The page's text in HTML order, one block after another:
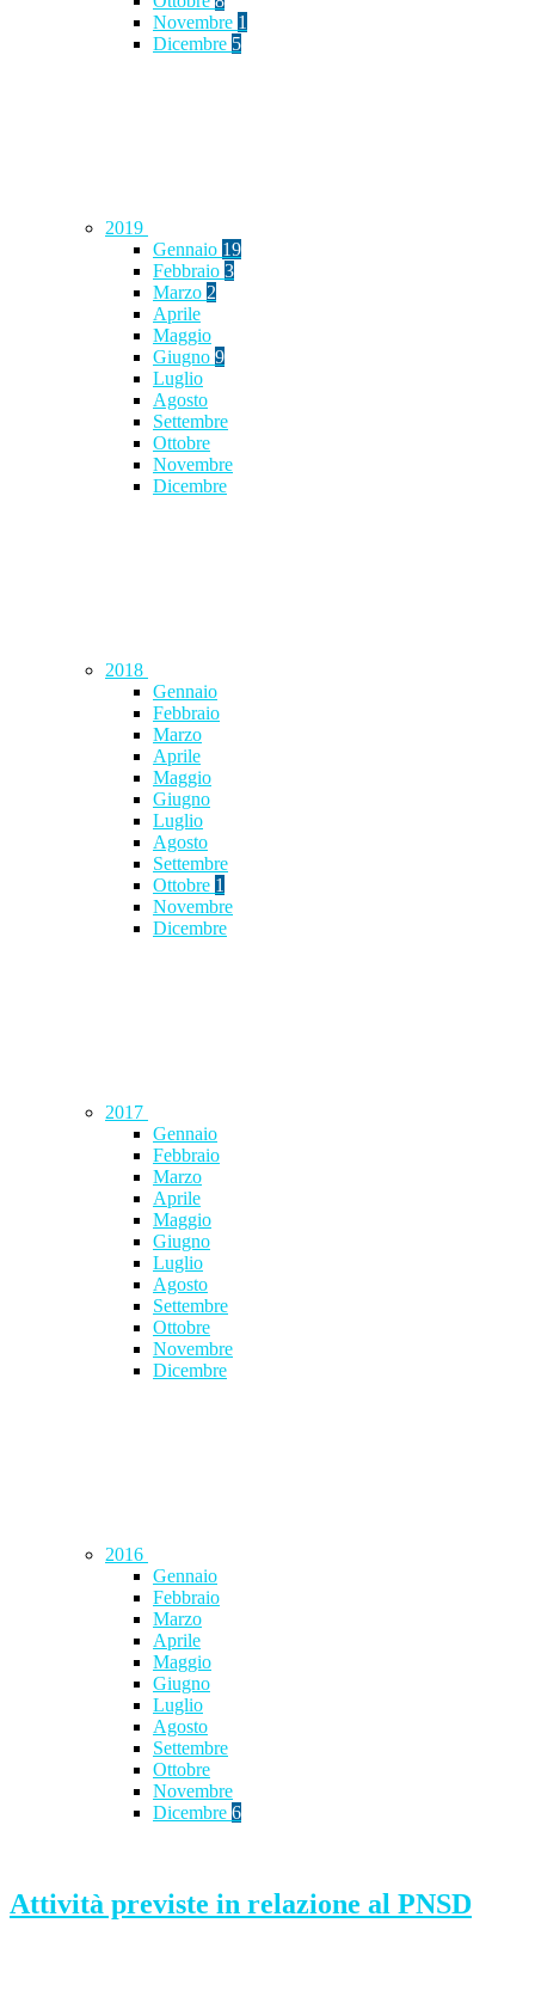
Novembre 1
Dicembre 5
2019
Gennaio 19
Febbraio 3
Marzo 2
Aprile
Maggio
Giugno 9
Luglio
Agosto
Settembre
Ottobre
Novembre
Dicembre
2018
Gennaio
Febbraio
Marzo
Aprile
Maggio
Giugno
Luglio
Agosto
Settembre
Ottobre 1
Novembre
Dicembre
2017
Gennaio
Febbraio
Marzo
Aprile
Maggio
Giugno
Luglio
Agosto
Settembre
Ottobre
Novembre
Dicembre
2016
Gennaio
Febbraio
Marzo
Aprile
Maggio
Giugno
Luglio
Agosto
Settembre
Ottobre
Novembre
Dicembre 6
Attività previste in relazione al PNSD